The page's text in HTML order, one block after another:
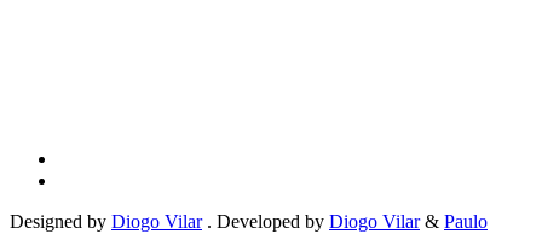
Designed by Diogo Vilar . Developed by Diogo Vilar & Paulo